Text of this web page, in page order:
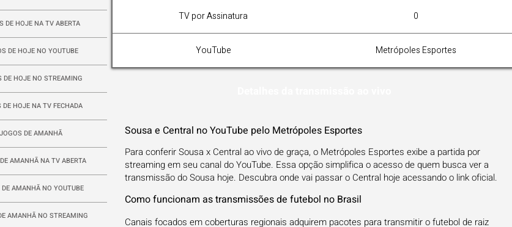
DE HOJE NA TV ABERTA
DE HOJE NO YOUTUBE
DE HOJE NO STREAMING
DE HOJE NA TV FECHADA
DE AMANHÃ
AMANHÃ NA TV ABERTA
AMANHÃ NO YOUTUBE
AMANHÃ NO STREAMING
TV por Assinatura 0
YouTube Metrópoles Esportes
Sousa e Central no YouTube pelo Metrópoles Esportes
Para conferir Sousa x Central ao vivo de graça, o Metrópoles Esportes exibe a partida por
streaming em seu canal do YouTube. Essa opção simplifica o acesso de quem busca ver a
transmissão do Sousa hoje. Descubra onde vai passar o Central hoje acessando o link oficial.
Como funcionam as transmissões de futebol no Brasil
Canais focados em coberturas regionais adquirem pacotes para transmitir o futebol de raiz